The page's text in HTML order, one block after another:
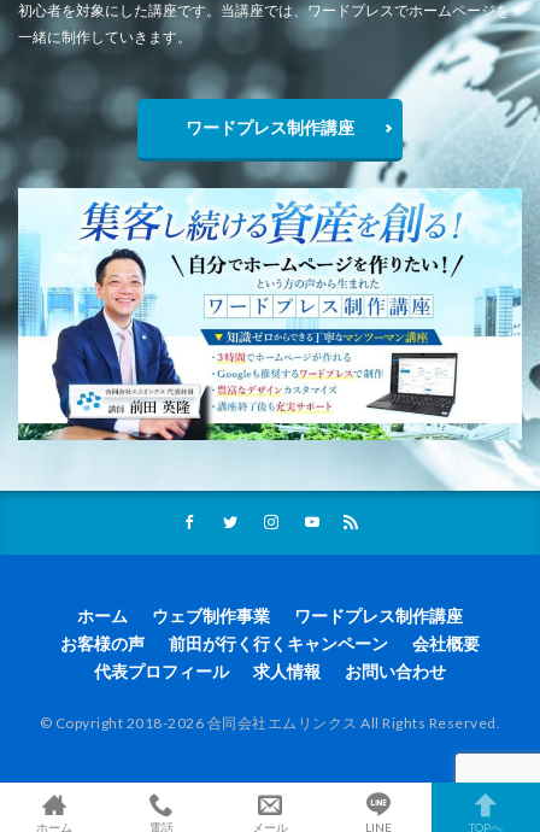
初心者を対象にした講座です。当講座では、ワードプレスでホームページを
一緒に制作していきます。
ワードプレス制作講座
ホーム ウェブ制作事業
ワードプレス制作講座
お客様の声
前田が行く行くキャンペーン
会社概要
代表プロフィール
求人情報 お問い合わせ
© Copyright 2018-2026 合同会社エムリンクス All Rights Reserved.
ホーム 電話 メール LINE TOPへ